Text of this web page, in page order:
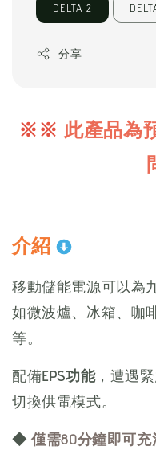
DELTA 2
分享
※※ 此產品為
介紹
移動儲能電源可以為
如微波爐、冰箱、咖
等。
配備EPS功能，遭遇
切換供電模式。
◆ 僅需80分鐘即可充